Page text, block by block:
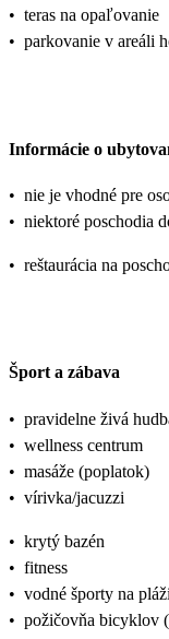
• teras na opaľovanie
• parkovanie v areáli
Informácie o
• nie je vhodné pre
• niektoré poschodia
• reštaurácia na
Šport a zábava
• pravidelne živá
• wellness centrum
• masáže (poplatok)
• vírivka/jacuzzi
• krytý bazén
• fitness
• vodné športy na
• požičovňa bicyklov